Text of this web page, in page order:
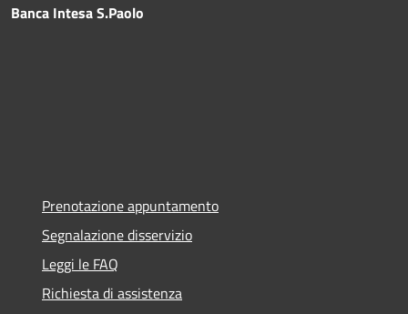
Banca Intesa S.Paolo
Prenotazione appuntamento
Segnalazione disservizio
Leggi le FAQ
Richiesta di assistenza